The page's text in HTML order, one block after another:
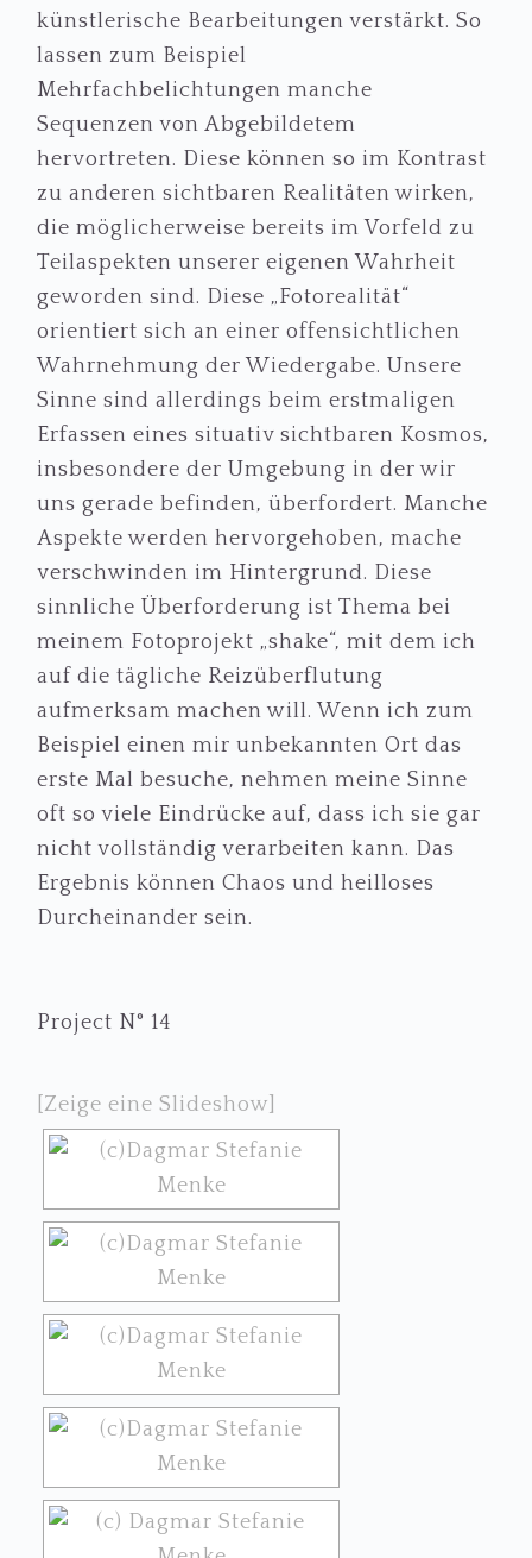
künstlerische Bearbeitungen verstärkt. So
lassen zum Beispiel
Mehrfachbelichtungen manche
Sequenzen von Abgebildetem
hervortreten. Diese können so im Kontrast
zu anderen sichtbaren Realitäten wirken,
die möglicherweise bereits im Vorfeld zu
Teilaspekten unserer eigenen Wahrheit
geworden sind. Diese „Fotorealität“
orientiert sich an einer offensichtlichen
Wahrnehmung der Wiedergabe. Unsere
Sinne sind allerdings beim erstmaligen
Erfassen eines situativ sichtbaren Kosmos,
insbesondere der Umgebung in der wir
uns gerade befinden, überfordert. Manche
Aspekte werden hervorgehoben, mache
verschwinden im Hintergrund. Diese
sinnliche Überforderung ist Thema bei
meinem Fotoprojekt „shake“, mit dem ich
auf die tägliche Reizüberflutung
aufmerksam machen will. Wenn ich zum
Beispiel einen mir unbekannten Ort das
erste Mal besuche, nehmen meine Sinne
oft so viele Eindrücke auf, dass ich sie gar
nicht vollständig verarbeiten kann. Das
Ergebnis können Chaos und heilloses
Durcheinander sein.
Project N° 14
[Zeige eine Slideshow]